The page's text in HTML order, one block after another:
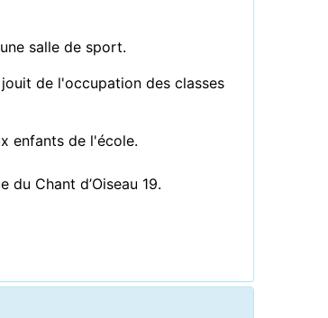
salle de sport.
de l'occupation des classes
enfants de l'école.
du Chant d’Oiseau 19.